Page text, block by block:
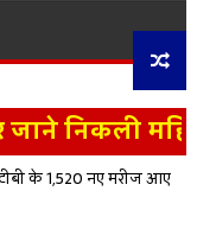
निकली महिला
मौत
के 1,520 नए मरीज आए